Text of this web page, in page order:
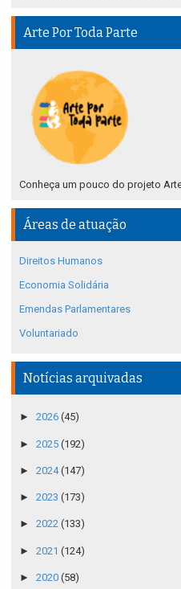
Arte Por Toda Parte
Conheça um pouco do projeto
Áreas de atuação
Direitos Humanos
Economia Solidária
Emendas Parlamentares
Voluntariado
Notícias arquivadas
► 2026 (45)
► 2025 (192)
► 2024(147)
► 2023 (173)
► 2022 (133)
► 2021 (124)
► 2020 (58)